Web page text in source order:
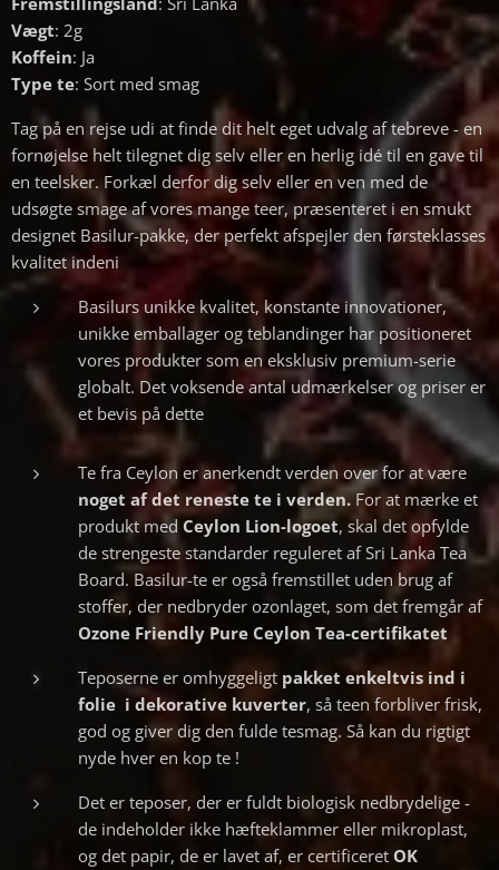
Vægt: 2g
Koffein: Ja
Type te: Sort med smag
Tag på en rejse udi at finde dit helt eget udvalg af tebreve - en
fornøjelse helt tilegnet dig selv eller en herlig idé til en gave til
en teelsker. Forkæl derfor dig selv eller en ven med de
udsøgte smage af vores mange teer, præsenteret i en smukt
designet Basilur-pakke, der perfekt afspejler den førsteklasses
kvalitet indeni
Basilurs unikke kvalitet, konstante innovationer,
unikke emballager og teblandinger har positioneret
vores produkter som en eksklusiv premium-serie
globalt. Det voksende antal udmærkelser og priser er
et bevis på dette
Te fra Ceylon er anerkendt verden over for at være
noget af det reneste te i verden.For at mærke et
produkt med Ceylon Lion-logoet, skal det opfylde
de strengeste standarder reguleret af Sri Lanka Tea
Board. Basilur-te er også fremstillet uden brug af
stoffer, der nedbryder ozonlaget, som det fremgår af
Ozone Friendly Pure Ceylon Tea-certifikatet
Teposerne er omhyggeligt pakket enkeltvis ind i
folie i dekorative kuverter, så teen forbliver frisk,
god og giver dig den fulde tesmag. Så kan du rigtigt
nyde hver en kop te !
Det er teposer, der er fuldt biologisk nedbrydelige -
de indeholder ikke hæfteklammer eller mikroplast,
og det papir, de er lavet af, er certificeret OK